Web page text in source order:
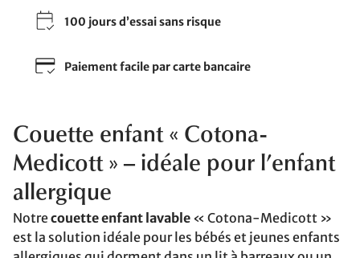
100 jours d’essai sans risque
Paiement facile par carte bancaire
Couette enfant « Cotona-
Medicott » – idéale pour l’enfant
allergique
Notrecouette enfant lavable « Cotona-Medicott »
est la solution idéale pour les bébés et jeunes enfants